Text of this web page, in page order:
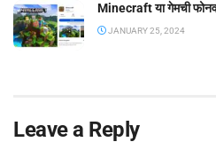
Minecraft या गेमची
JANUARY 25, 2024
Leave a Reply